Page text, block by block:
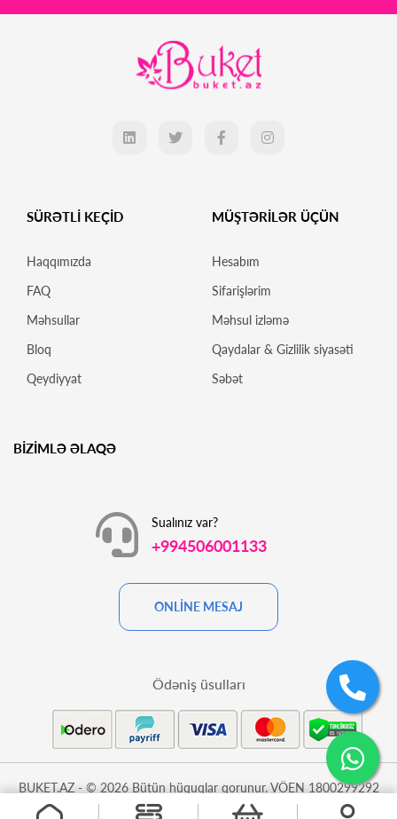
SÜRƏTLİ KEÇİD
Haqqımızda
FAQ
Məhsullar
Bloq
Qeydiyyat
MÜŞTƏRİLƏR ÜÇÜN
Hesabım
Sifarişlərim
Məhsul izləmə
Qaydalar & Gizlilik siyasəti
Səbət
BİZİMLƏ ƏLAQƏ
Sualınız var?
+994506001133
ONLİNE MESAJ
BUKET.AZ - © 2026 Bütün hüquqlar qorunur. VÖEN 1800299292
Ödəniş üsulları